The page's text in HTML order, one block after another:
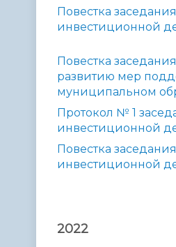
Повестка
инвестиционной
Повестка
развитию мер
муниципальном
Протокол № 1
инвестиционной
Повестка
инвестиционной
2022